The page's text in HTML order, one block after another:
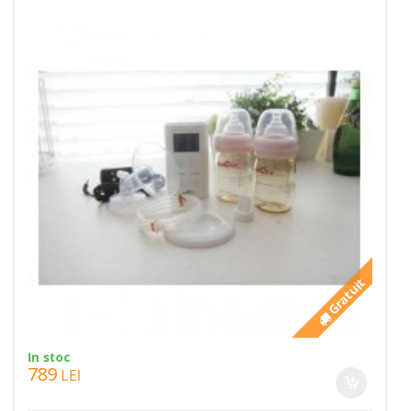
Gratuit
In stoc
789 LEI